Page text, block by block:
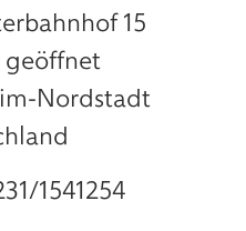
15
geöffnet
Nordstadt
1541254